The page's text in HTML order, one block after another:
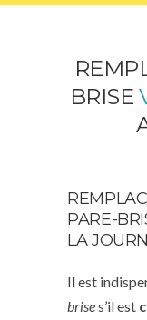
BRISE
PARE-
LA
Il est
brises’il est